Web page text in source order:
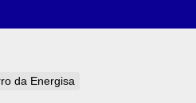
da Energisa